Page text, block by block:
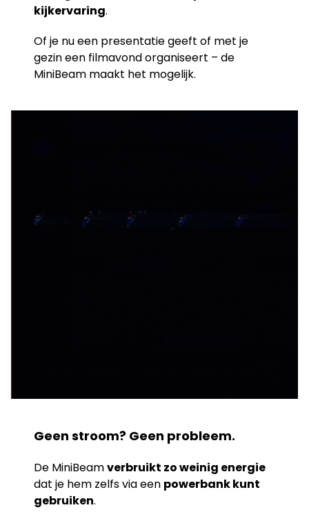
kijkervaring.
Of je nu een presentatie geeft of met je
gezin een filmavond organiseert – de
MiniBeam maakt het mogelijk.
Geen stroom? Geen probleem.
De MiniBeamverbruikt zo weinig energie
dat je hem zelfs via een powerbank kunt
gebruiken.